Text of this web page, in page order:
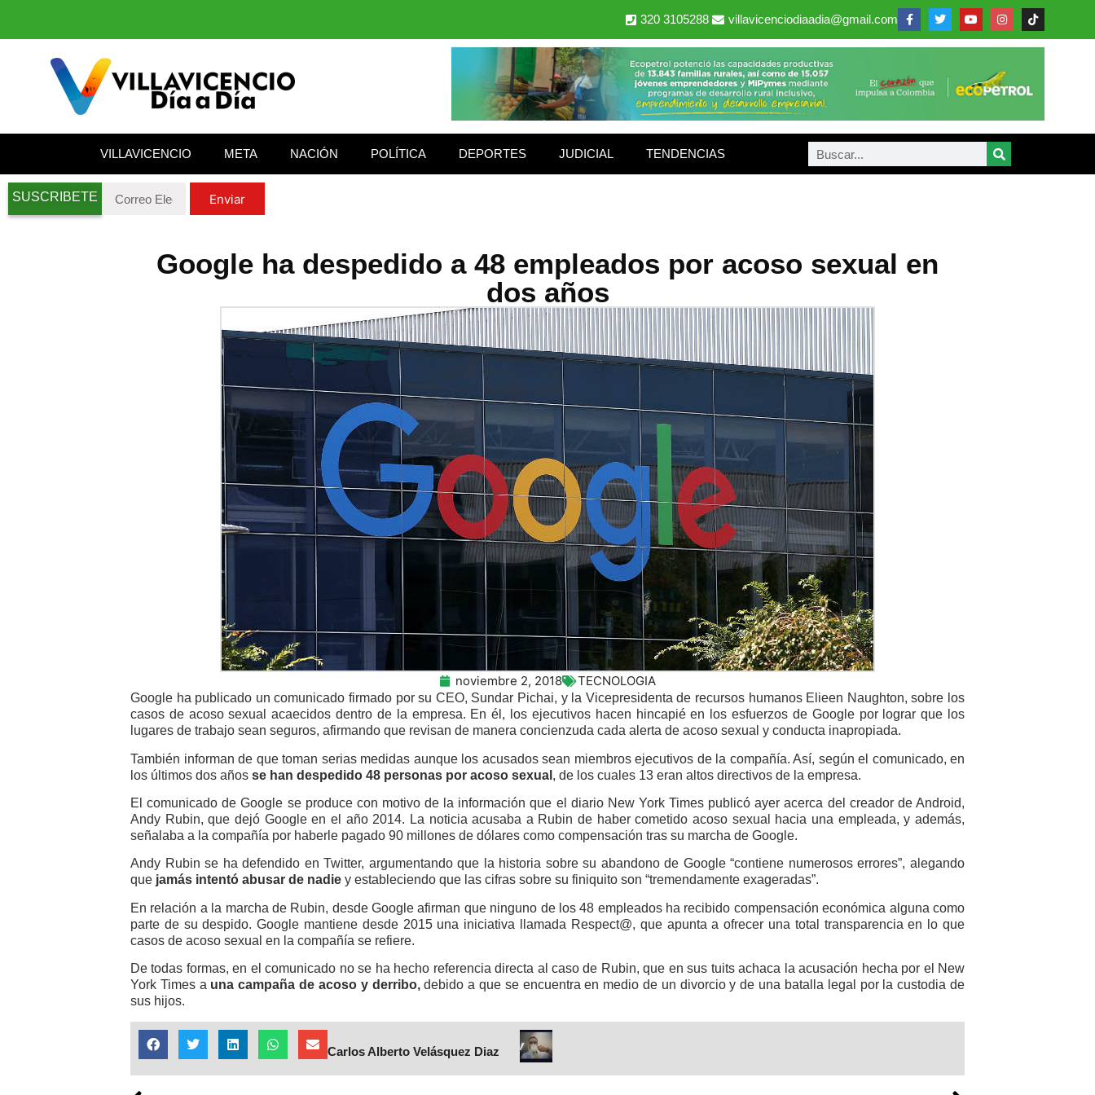
320 3105288 villavicenciodiaadia@gmail.com
VILLAVICENCIO META NACIÓN POLÍTICA DEPORTES JUDICIAL TENDENCIAS
SUSCRIBETE Enviar
Google ha despedido a 48 empleados por acoso sexual en
dos años
noviembre 2, 2018 TECNOLOGIA
Google ha publicado un comunicado firmado por su CEO, Sundar Pichai, y la Vicepresidenta de recursos humanos Elieen Naughton, sobre los
casos de acoso sexual acaecidos dentro de la empresa. En él, los ejecutivos hacen hincapié en los esfuerzos de Google por lograr que los
lugares de trabajo sean seguros, afirmando que revisan de manera concienzuda cada alerta de acoso sexual y conducta inapropiada.
También informan de que toman serias medidas aunque los acusados sean miembros ejecutivos de la compañía. Así, según el comunicado, en
los últimos dos años se han despedido 48 personas por acoso sexual , de los cuales 13 eran altos directivos de la empresa.
El comunicado de Google se produce con motivo de la información que el diario New York Times publicó ayer acerca del creador de Android,
Andy Rubin, que dejó Google en el año 2014. La noticia acusaba a Rubin de haber cometido acoso sexual hacia una empleada, y además,
señalaba a la compañía por haberle pagado 90 millones de dólares como compensación tras su marcha de Google.
Andy Rubin se ha defendido en Twitter, argumentando que la historia sobre su abandono de Google “contiene numerosos errores”, alegando
que jamás intentó abusar de nadie y estableciendo que las cifras sobre su finiquito son “tremendamente exageradas”.
En relación a la marcha de Rubin, desde Google afirman que ninguno de los 48 empleados ha recibido compensación económica alguna como
parte de su despido. Google mantiene desde 2015 una iniciativa llamada Respect@, que apunta a ofrecer una total transparencia en lo que
casos de acoso sexual en la compañía se refiere.
De todas formas, en el comunicado no se ha hecho referencia directa al caso de Rubin, que en sus tuits achaca la acusación hecha por el New
York Times a una campaña de acoso y derribo,debido a que se encuentra en medio de un divorcio y de una batalla legal por la custodia de
sus hijos.
Carlos Alberto Velásquez Diaz